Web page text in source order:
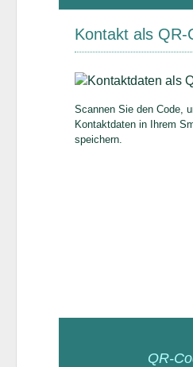
Kontakt als QR-
Scannen Sie den Code,
Kontaktdaten in Ihrem
speichern.
QR-